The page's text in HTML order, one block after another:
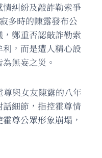
糾紛及敲詐勒索爭
多時的陳露發布公
鄭重否認敲詐勒索
，而是遭人精心設
無妄之災。
尊與女友陳露的八年
細節，指控霍尊情
尊公眾形象崩塌，